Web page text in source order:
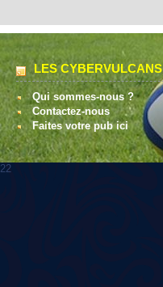
LES CYBERVULCANS
Qui sommes-nous ?
Contactez-nous
Faites votre pub ici
22